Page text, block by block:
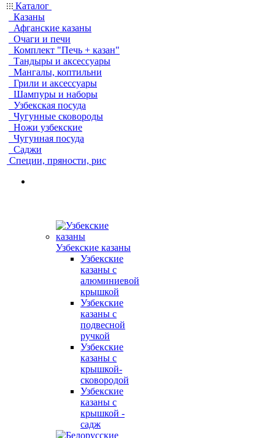
Каталог
Казаны
Афганские казаны
Очаги и печи
Комплект "Печь + казан"
Тандыры и аксессуары
Мангалы, коптильни
Грили и аксессуары
Шампуры и наборы
Узбекская посуда
Чугунные сковороды
Ножи узбекские
Чугунная посуда
Саджи
Специи, пряности, рис
Узбекские казаны
Узбекские
казаны с
алюминиевой
крышкой
Узбекские
казаны с
подвесной
ручкой
Узбекские
казаны с
крышкой-
сковородой
Узбекские
казаны с
крышкой -
садж